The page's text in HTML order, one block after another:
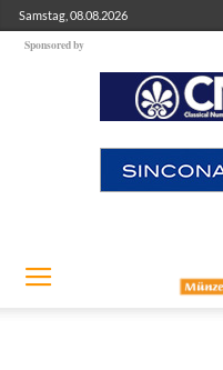
Samstag, 08.08.2026
Sponsored by